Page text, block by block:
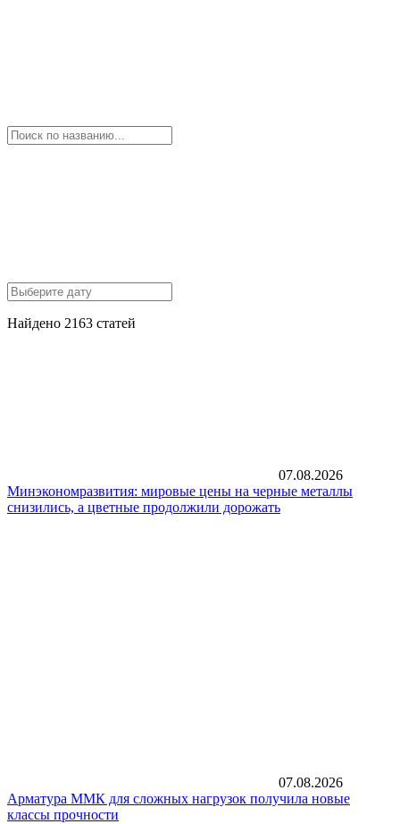
Найдено 2163 статей
07.08.2026
Минэкономразвития: мировые цены на черные металлы
снизились, а цветные продолжили дорожать
07.08.2026
Арматура ММК для сложных нагрузок получила новые
классы прочности